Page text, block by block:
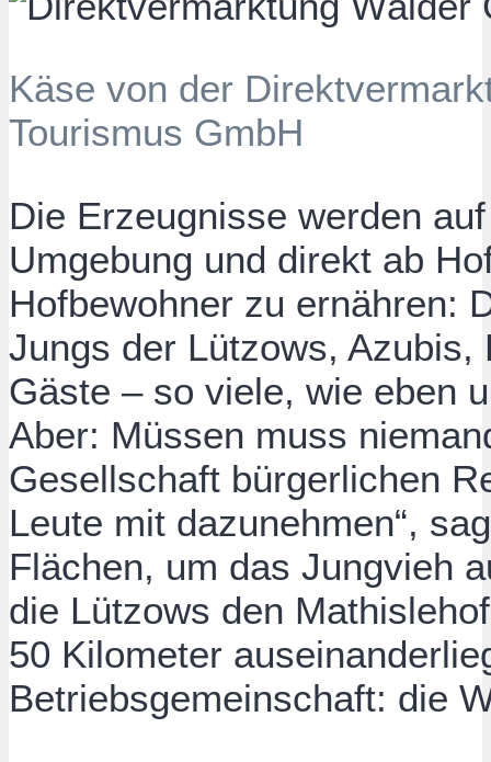
Käse von der
Tourismus GmbH
Die Erzeugnisse werden
Umgebung und direkt ab
Hofbewohner zu ernähren:
Jungs der Lützows,
Gäste – so viele, wie eben
Aber: Müssen muss
Gesellschaft bürgerlichen
Leute mit dazunehmen“,
Flächen, um das Jungvieh
die Lützows den
50 Kilometer
Betriebsgemeinschaft: die